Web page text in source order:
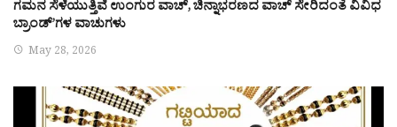
ಗಮನ ಸೆಳೆಯುತ್ತಿವೆ ಉಂಗುರ ವಾಚ್, ಚಿನ್ನಾಭರಣದ ವಾಚ್ ಸೇರಿದಂತೆ ವಿವಿಧ
ಬ್ರಾಂಡ್’ಗಳ ವಾಚುಗಳು
May 28, 2026